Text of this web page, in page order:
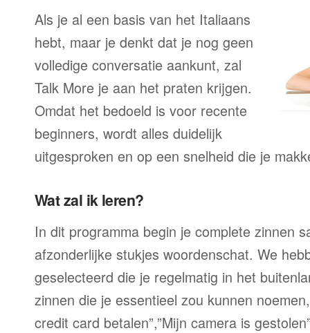
Als je al een basis van het Italiaans
hebt, maar je denkt dat je nog geen
volledige conversatie aankunt, zal
Talk More je aan het praten krijgen.
Omdat het bedoeld is voor recente
beginners, wordt alles duidelijk
uitgesproken en op een snelheid die je
Wat zal ik leren?
In dit programma begin je complete zinnen
afzonderlijke stukjes woordenschat. We
geselecteerd die je regelmatig in het
zinnen die je essentieel zou kunnen
credit card betalen”,”Mijn camera is